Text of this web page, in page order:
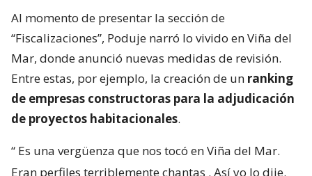
Al momento de presentar la sección de
“Fiscalizaciones”, Poduje narró lo vivido en Viña del
Mar, donde anunció nuevas medidas de revisión.
Entre estas, por ejemplo, la creación de un ranking
de empresas constructoras para la adjudicación
de proyectos habitacionales.
“ Es una vergüenza que nos tocó en Viña del Mar.
Eran perfiles terriblemente chantas . Así yo lo dije.